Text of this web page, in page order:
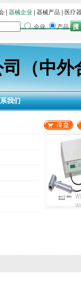
器械企业 器械产品 医疗
企业
产品
（中外
我们